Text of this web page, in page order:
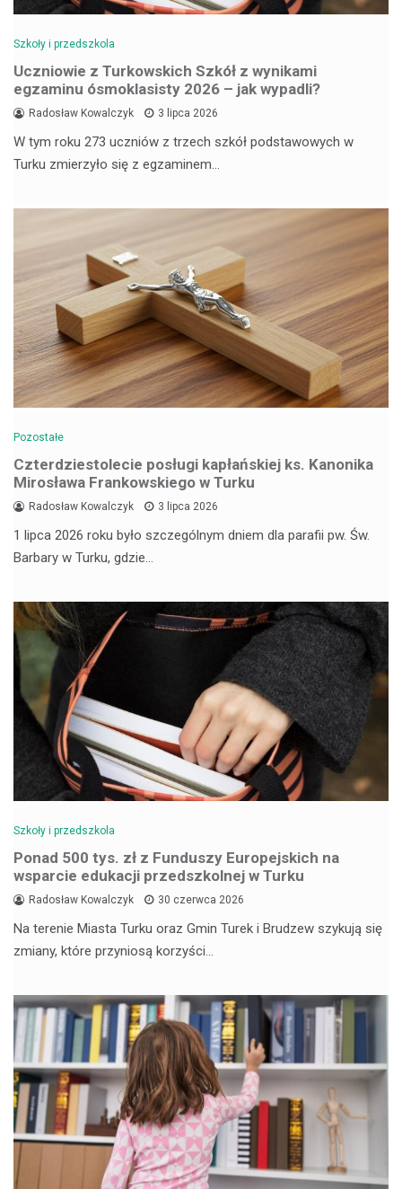
Szkoły i przedszkola
Uczniowie z Turkowskich Szkół z wynikami
egzaminu ósmoklasisty 2026 – jak wypadli?
Radosław Kowalczyk 3 lipca 2026
W tym roku 273 uczniów z trzech szkół podstawowych w
Turku zmierzyło się z egzaminem…
Pozostałe
Czterdziestolecie posługi kapłańskiej ks. Kanonika
Mirosława Frankowskiego w Turku
Radosław Kowalczyk 3 lipca 2026
1 lipca 2026 roku było szczególnym dniem dla parafii pw. Św.
Barbary w Turku, gdzie…
Szkoły i przedszkola
Ponad 500 tys. zł z Funduszy Europejskich na
wsparcie edukacji przedszkolnej w Turku
Radosław Kowalczyk 30 czerwca 2026
Na terenie Miasta Turku oraz Gmin Turek i Brudzew szykują się
zmiany, które przyniosą korzyści…